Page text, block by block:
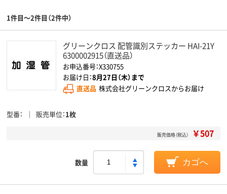
1件目～2件目（2件中）
グリーンクロス 配管識別ステッカー HAI-21Y
6300002915（直送品）
お申込番号：X330755
お届け日：8月27日（木）まで
直送品 株式会社グリーンクロスからお届け
型番 販売単位 1枚
販売価格（税込） ￥507
数量 カゴへ